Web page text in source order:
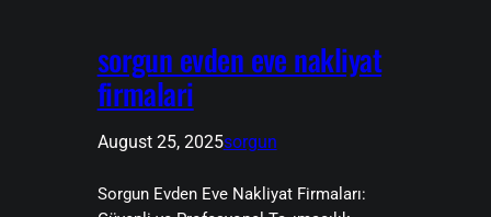
sorgun evden eve nakliyat
firmalari
August 25, 2025sorgun
Sorgun Evden Eve Nakliyat Firmaları: